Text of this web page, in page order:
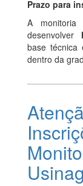
Prazo para
A monitoria
desenvolver
base técnica
dentro da